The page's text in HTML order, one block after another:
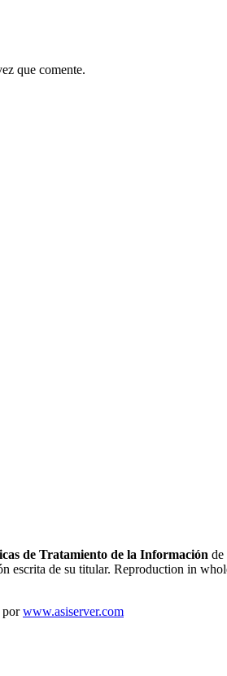
que comente.
de Tratamiento de la Información de
escrita de su titular. Reproduction in
porwww.asiserver.com